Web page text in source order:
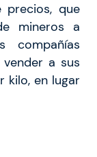
precios, que
mineros a
compañías
a sus
kilo, en lugar